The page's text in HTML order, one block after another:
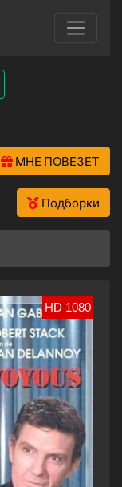
МНЕ ПОВЕЗЕТ
Подборки
HD 1080